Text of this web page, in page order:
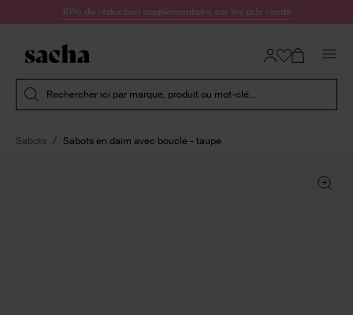
Passer au contenu10% de réduction supplémentaire sur les prix ronds
Rechercher ici par marque, produit ou mot-clé...
Sabots Sabots en daim avec boucle - taupe